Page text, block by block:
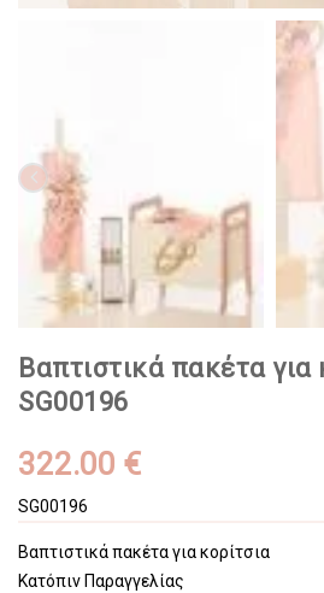
Βαπτιστικά πακέτα για
SG00196
322.00 €
SG00196
Βαπτιστικά πακέτα για κορίτσια
Κατόπιν Παραγγελίας